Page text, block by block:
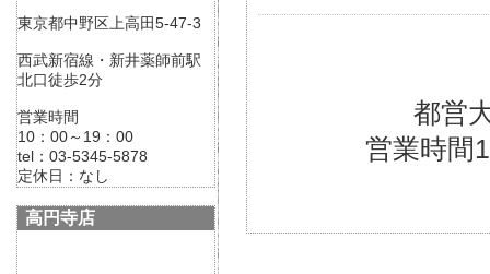
東京都中野区上高田5-47-3
西武新宿線・新井薬師前駅
北口徒歩2分
営業時間
10：00～19：00
tel：03-5345-5878
定休日：なし
高円寺店
都営
営業時間